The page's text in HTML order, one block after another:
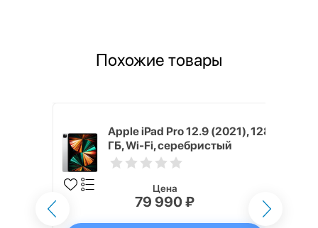
Похожие товары
Apple iPad Pro 12.9 (2021), 128
ГБ, Wi-Fi, серебристый
Цена
79 990 ₽